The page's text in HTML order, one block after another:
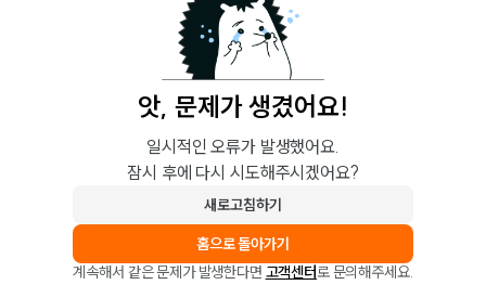
앗, 문제가 생겼어요!
일시적인 오류가 발생했어요.
잠시 후에 다시 시도해주시겠어요?
새로고침하기
홈으로 돌아가기
계속해서 같은 문제가 발생한다면 고객센터로 문의해주세요.